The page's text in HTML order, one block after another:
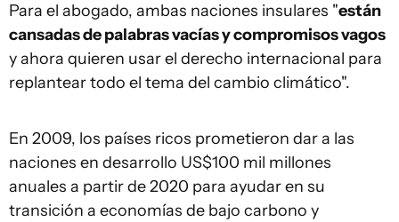
Para el abogado, ambas naciones insulares "están
cansadas de palabras vacías y compromisos vagos
y ahora quieren usar el derecho internacional para
replantear todo el tema del cambio climático".
En 2009, los países ricos prometieron dar a las
naciones en desarrollo US$100 mil millones
anuales a partir de 2020 para ayudar en su
transición a economías de bajo carbono y